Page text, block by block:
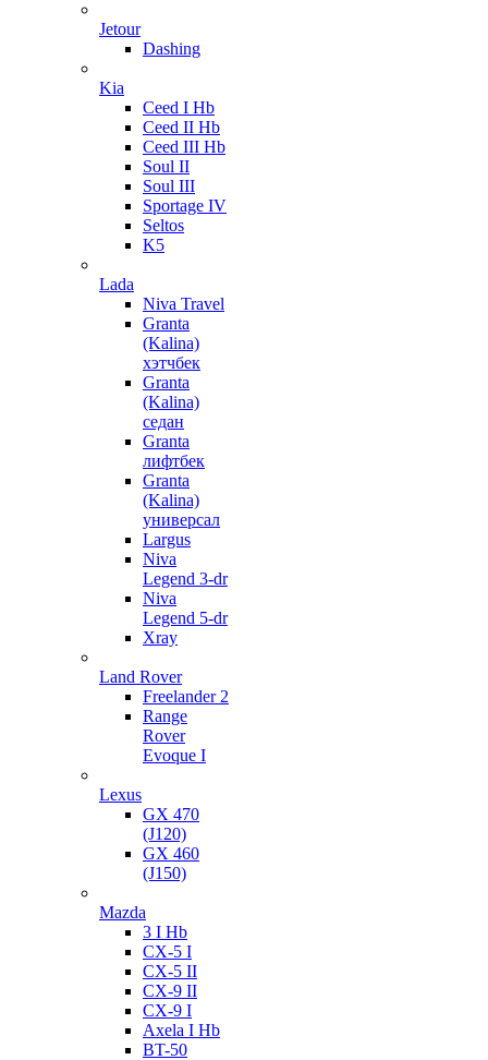
Jetour
Dashing
Kia
Ceed I Hb
Ceed II Hb
Ceed III Hb
Soul II
Soul III
Sportage IV
Seltos
K5
Lada
Niva Travel
Granta
(Kalina)
хэтчбек
Granta
(Kalina)
седан
Granta
лифтбек
Granta
(Kalina)
универсал
Largus
Niva
Legend 3-dr
Niva
Legend 5-dr
Xray
Land Rover
Freelander 2
Range
Rover
Evoque I
Lexus
GX 470
(J120)
GX 460
(J150)
Mazda
3 I Hb
CX-5 I
CX-5 II
CX-9 II
CX-9 I
Axela I Hb
BT-50